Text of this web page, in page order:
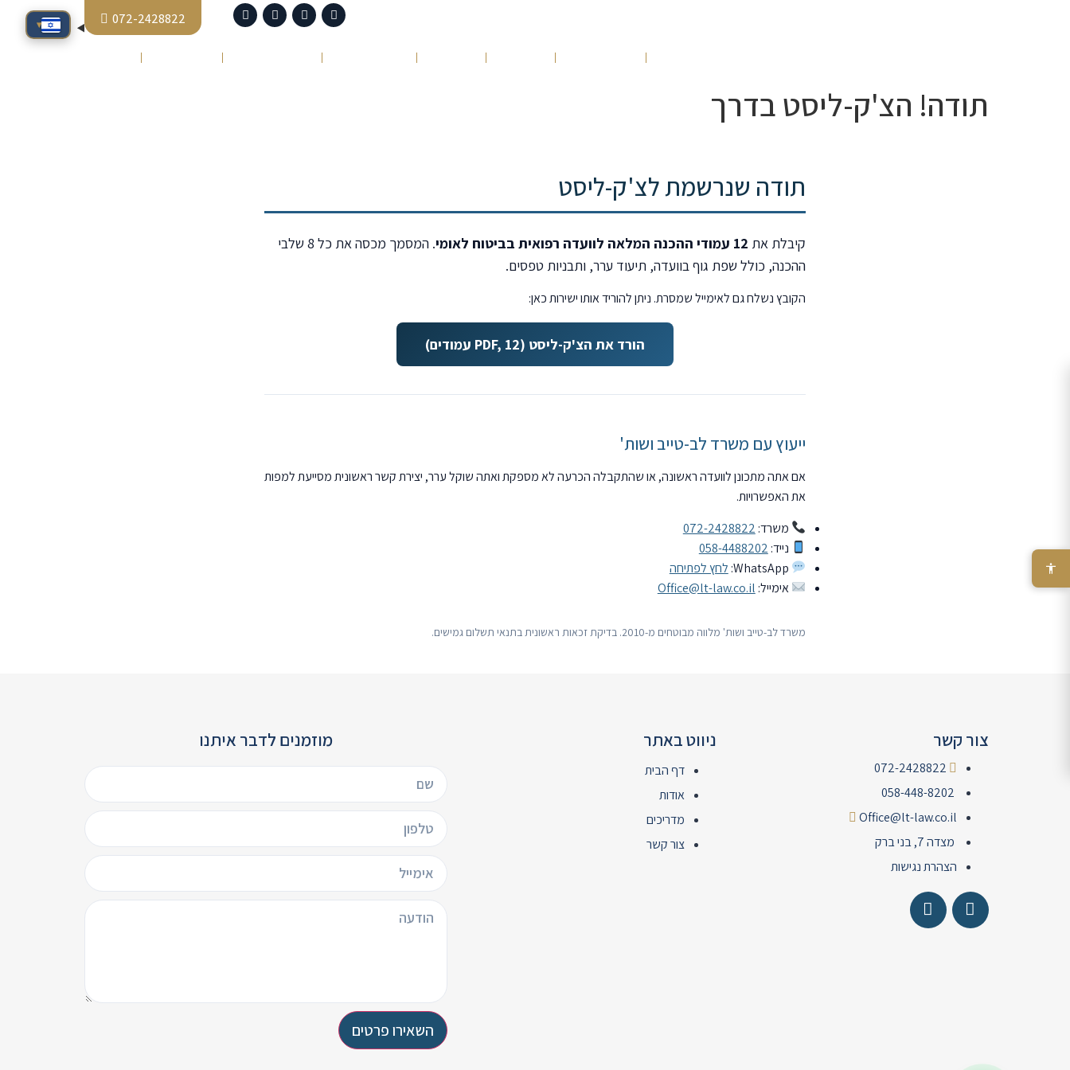
072-2428822
תודה! הצ'ק-ליסט בדרך
תודה שנרשמת לצ'ק-ליסט
קיבלת את 12 עמודי ההכנה המלאה לוועדה רפואית בביטוח לאומי
. המסמך מכסה את כל 8 שלבי
ההכנה, כולל שפת גוף בוועדה, תיעוד ערר, ותבניות טפסים.
הקובץ נשלח גם לאימייל שמסרת. ניתן להוריד אותו ישירות כאן:
הורד את הצ'ק-ליסט (PDF, 12 עמודים)
ייעוץ עם משרד לב-טייב ושות'
אם אתה מתכונן לוועדה ראשונה, או שהתקבלה הכרעה לא מספקת ואתה שוקל ערר, יצירת קשר ראשונית מסייעת למפות
את האפשרויות.
משרד: 072-2428822
נייד: 058-4488202
לחץ לפתיחה
אימייל: Office@lt-law.co.il
משרד לב-טייב ושות' מלווה מבוטחים מ-2010. בדיקת זכאות ראשונית בתנאי תשלום גמישים.
צור קשר
072-2428822
058-448-8202
Office@lt-law.co.il
מצדה 7, בני ברק
הצהרת נגישות
ניווט באתר
דף הבית
אודות
מדריכים
צור קשר
מוזמנים לדבר איתנו
השאירו פרטים
▾